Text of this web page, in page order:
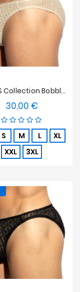
Bikini ES Collection Bobbles Edición Limitada - Beige
30,00 €Precio
S M L
XL
XXL
3XL